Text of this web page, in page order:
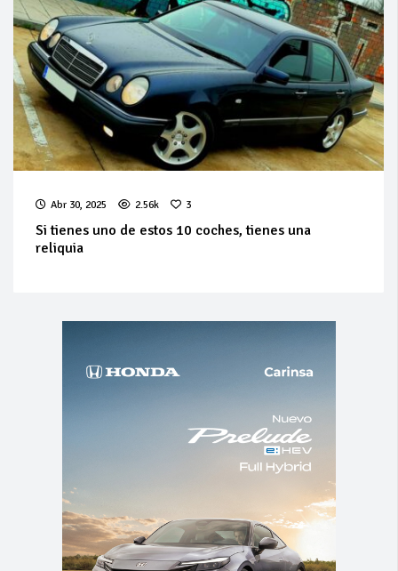
Abr 30, 2025 2.56k 3
Si tienes uno de estos 10 coches, tienes una
reliquia